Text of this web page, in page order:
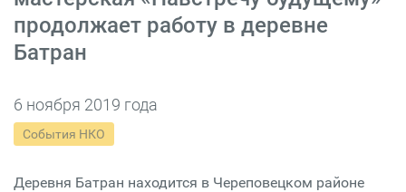
продолжает работу в деревне
Батран
6 ноября 2019 года
События НКО
Деревня Батран находится в Череповецком районе